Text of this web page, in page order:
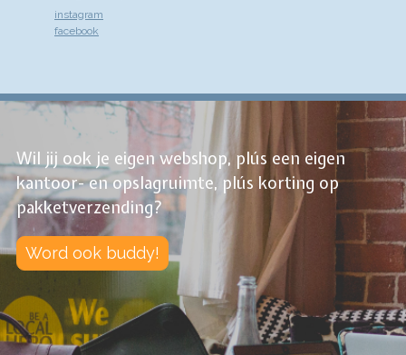
instagram
facebook
Wil jij ook je eigen webshop, plús een eigen
kantoor- en opslagruimte, plús korting op
pakketverzending?
Word ook buddy!